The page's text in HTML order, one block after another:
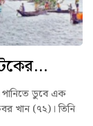
ডুবে এক
খান (৭২)। তিনি